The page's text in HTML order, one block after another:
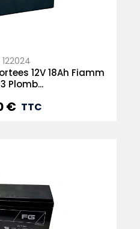
12V 18Ah Fiamm
Plomb...
€ TTC